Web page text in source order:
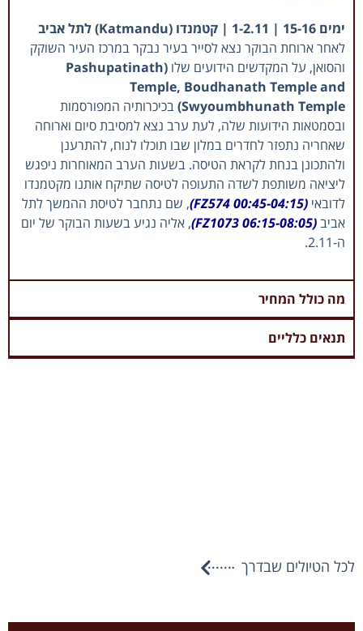
ימים 15-16 | 1-2.11 | קטמנדו (Katmandu) לתל אביב
לאחר ארוחת הבוקר נצא לסייר בעיר נבקר במרכז העיר השוקק
והסואן, על המקדשים הידועים שלו (Pashupatinath
Temple, Boudhanath Temple and
Swyoumbhunath Temple) בכיכרותיה המפורסמות
ובסמטאות הידועות שלה, לעת ערב נצא למסיבת סיום וארוחה
שאחריה נתפזר לחדרים במלון שבו תוכלו לנוח, להתרענן
ולהתכונן בנחת לקראת הטיסה. בשעות הערב המאוחרות ניפגש
ליציאה משותפת לשדה התעופה לטיסה שתיקח אותנו מקטמנדו
לדובאי (FZ574 00:45-04:15)
, שם נתחבר לטיסת ההמשך לתל
אביב(FZ1073 06:15-08:05)
, אליה נגיע בשעות הבוקר של יום
ה-2.11.
מה כולל המחיר
תנאים כלליים
לכל הטיולים שבדרך